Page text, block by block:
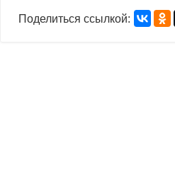
Поделиться ссылкой: